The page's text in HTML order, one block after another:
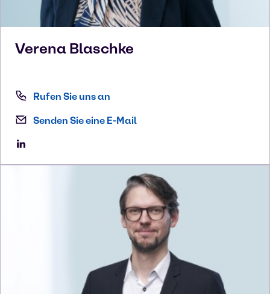
Verena Blaschke
Rufen Sie uns an
Senden Sie eine E-Mail